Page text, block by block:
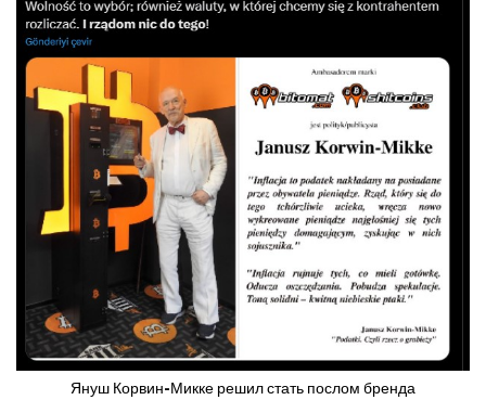
Януш Корвин-Микке решил стать послом бренда